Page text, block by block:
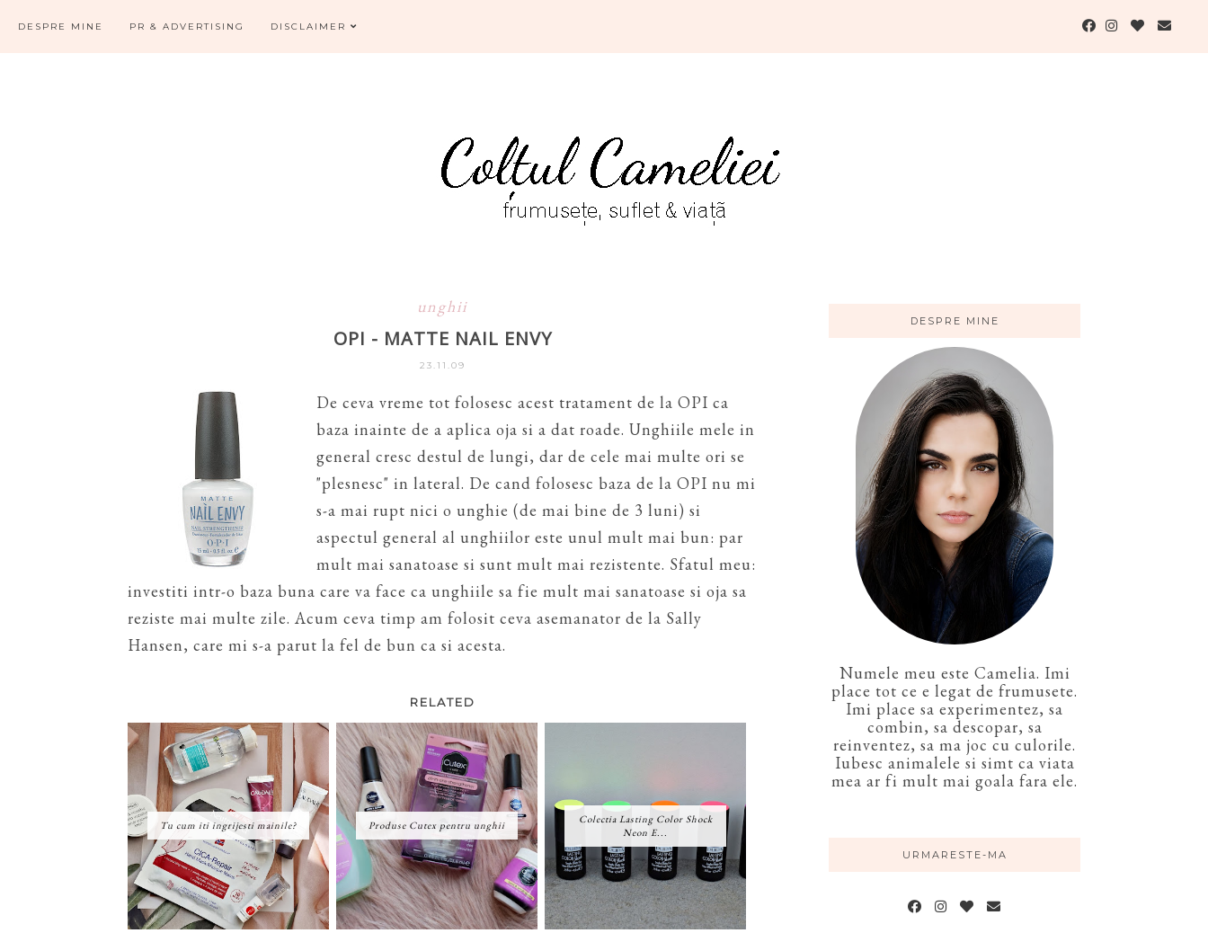
DESPRE MINE PR & ADVERTISING DISCLAIMER
unghii
OPI - MATTE NAIL ENVY
23.11.09
De ceva vreme tot folosesc acest tratament de la OPI ca
baza inainte de a aplica oja si a dat roade. Unghiile mele in
general cresc destul de lungi, dar de cele mai multe ori se
"plesnesc" in lateral. De cand folosesc baza de la OPI nu mi
s-a mai rupt nici o unghie (de mai bine de 3 luni) si
aspectul general al unghiilor este unul mult mai bun: par
mult mai sanatoase si sunt mult mai rezistente. Sfatul meu:
investiti intr-o baza buna care va face ca unghiile sa fie mult mai sanatoase si oja sa
reziste mai multe zile. Acum ceva timp am folosit ceva asemanator de la Sally
Hansen, care mi s-a parut la fel de bun ca si acesta.
RELATED
Tu cum iti ingrijesti mainile? Produse Cutex pentru unghii
Colectia Lasting Color Shock
Neon E...
DESPRE MINE
Numele meu este Camelia. Imi
place tot ce e legat de frumusete.
Imi place sa experimentez, sa
combin, sa descopar, sa
reinventez, sa ma joc cu culorile.
Iubesc animalele si simt ca viata
mea ar fi mult mai goala fara ele.
URMARESTE-MA